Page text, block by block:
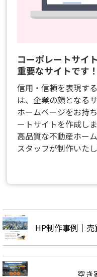
コーポレートサイ
重要なサイトです！
信用・信頼を表現す
は、企業の顔となるサ
ホームページをお持
ートサイトを作成しま
高品質な不動産ホー
スタッフが制作いたし
HP制作事例｜
空き